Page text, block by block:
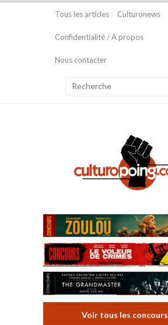
Tous les articles Culturonews
Confidentialité / A propos
Nous contacter
Voir tous les concours